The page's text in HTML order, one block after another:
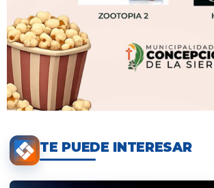
TE PUEDE INTERESAR